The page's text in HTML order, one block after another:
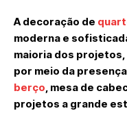
A decoração de
moderna e
maioria dos
por meio da
berço, mesa de
projetos a grande